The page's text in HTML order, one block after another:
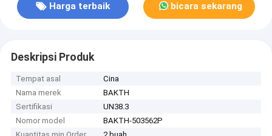
Harga terbaik bicara sekarang
Deskripsi Produk
Tempat asal
Cina
Nama merek
BAKTH
Sertifikasi
UN38.3
Nomor model
BAKTH-503562P